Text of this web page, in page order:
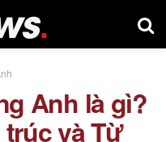
Anh là gì?
và Từ